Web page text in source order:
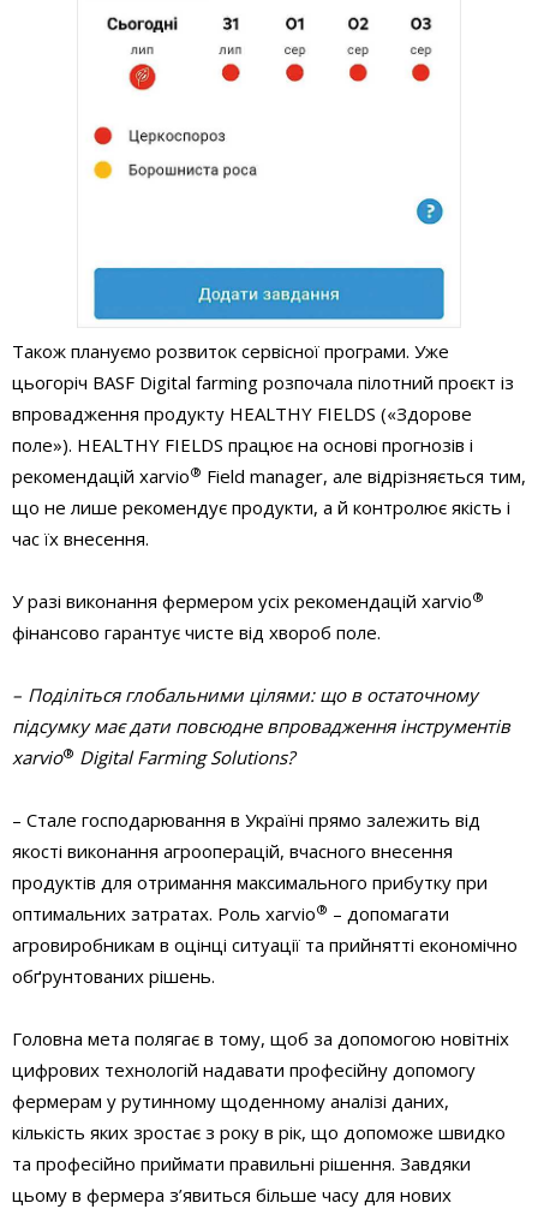
Також плануємо розвиток сервісної програми. Уже
цьогоріч BASF Digital farming розпочала пілотний проєкт із
впровадження продукту HEALTHY FIELDS («Здорове
поле»). HEALTHY FIELDS працює на основі прогнозів і
рекомендацій xarvio® Fіeld manager, але відрізняється тим,
що не лише рекомендує продукти, а й контролює якість і
час їх внесення.
У разі виконання фермером усіх рекомендацій xarvio®
фінансово гарантує чисте від хвороб поле.
– Поділіться глобальними цілями: що в остаточному
підсумку має дати повсюдне впровадження інструментів
xarvio® Digital Farming Solutions?
– Стале господарювання в Україні прямо залежить від
якості виконання агрооперацій, вчасного внесення
продуктів для отримання максимального прибутку при
оптимальних затратах. Роль xarvio® – допомагати
агровиробникам в оцінці ситуації та прийнятті економічно
обґрунтованих рішень.
Головна мета полягає в тому, щоб за допомогою новітніх
цифрових технологій надавати професійну допомогу
фермерам у рутинному щоденному аналізі даних,
кількість яких зростає з року в рік, що допоможе швидко
та професійно приймати правильні рішення. Завдяки
цьому в фермера з’явиться більше часу для нових